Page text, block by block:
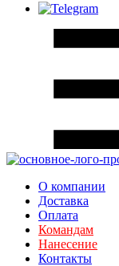
О компании
Доставка
Оплата
Командам
Нанесение
Контакты